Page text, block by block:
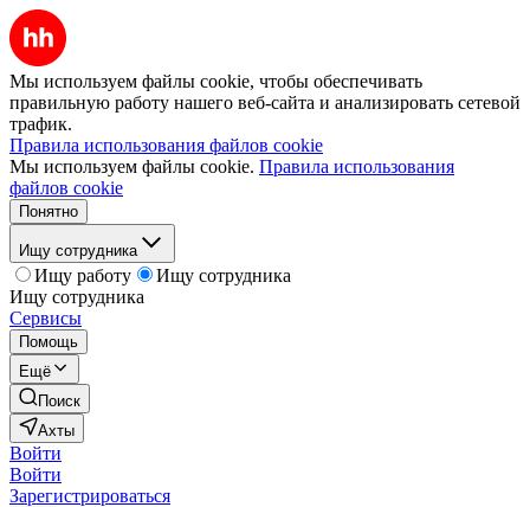
Мы используем файлы cookie, чтобы обеспечивать
правильную работу нашего веб-сайта и анализировать сетевой
трафик.
Правила использования файлов cookie
Мы используем файлы cookie. Правила использования
файлов cookie
Понятно
Ищу сотрудника
Ищу работу
Ищу сотрудника
Ищу сотрудника
Сервисы
Помощь
Ещё
Поиск
Ахты
Войти
Войти
Зарегистрироваться